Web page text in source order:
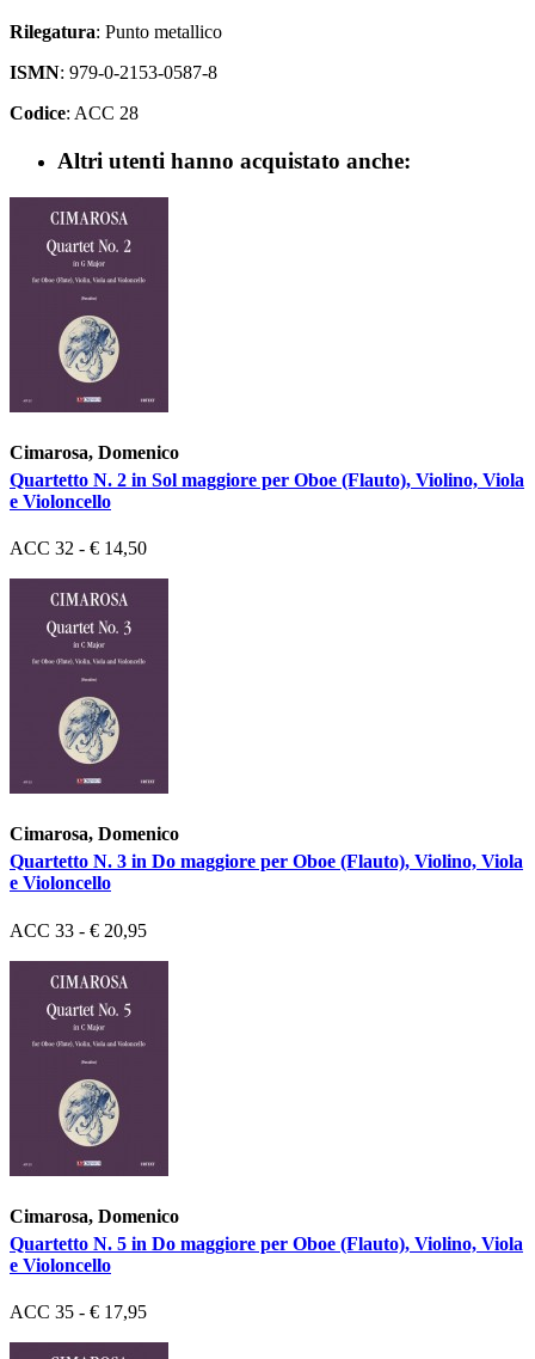
Rilegatura: Punto metallico
ISMN: 979-0-2153-0587-8
Codice: ACC 28
Altri utenti hanno acquistato anche:
Cimarosa, Domenico
Quartetto N. 2 in Sol maggiore per Oboe (Flauto), Violino, Viola
e Violoncello
ACC 32 - € 14,50
Cimarosa, Domenico
Quartetto N. 3 in Do maggiore per Oboe (Flauto), Violino, Viola
e Violoncello
ACC 33 - € 20,95
Cimarosa, Domenico
Quartetto N. 5 in Do maggiore per Oboe (Flauto), Violino, Viola
e Violoncello
ACC 35 - € 17,95